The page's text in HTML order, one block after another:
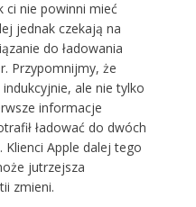
ci nie powinni mieć
jednak czekają na
do ładowania
Przypomnijmy, że
ale nie tylko
informacje
ładować do dwóch
Apple dalej tego
jutrzejsza
zmieni.